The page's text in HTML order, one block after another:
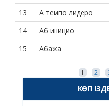
13
А темпо лидеро
14
Аб иницио
15
Абажа
1 2
КӨП